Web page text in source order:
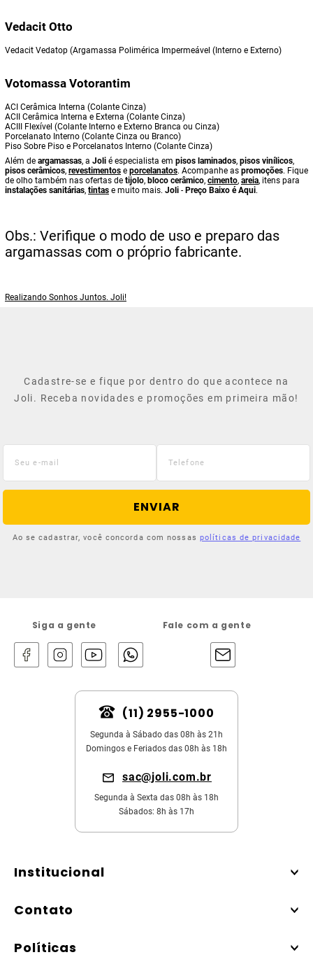
Vedacit Otto
Vedacit Vedatop (Argamassa Polimérica Impermeável (Interno e Externo)
Votomassa Votorantim
ACI Cerâmica Interna (Colante Cinza)
ACII Cerâmica Interna e Externa (Colante Cinza)
ACIII Flexível (Colante Interno e Externo Branca ou Cinza)
Porcelanato Interno (Colante Cinza ou Branco)
Piso Sobre Piso e Porcelanatos Interno (Colante Cinza)
Além de argamassas, a Joli é especialista em pisos laminados, pisos vinílicos,
pisos cerâmicos, revestimentos e porcelanatos. Acompanhe as promoções. Fique
de olho também nas ofertas de tijolo, bloco cerâmico, cimento, areia, itens para
instalações sanitárias, tintas e muito mais. Joli - Preço Baixo é Aqui.
Obs.: Verifique o modo de uso e preparo das
argamassas com o próprio fabricante.
Realizando Sonhos Juntos. Joli!
Cadastre-se e fique por dentro do que acontece na
Joli. Receba novidades e promoções em primeira mão!
ENVIAR
Ao se cadastrar, você concorda com nossas políticas de privacidade
Siga a gente Fale com a gente
(11) 2955-1000
Segunda à Sábado das 08h às 21h
Domingos e Feriados das 08h às 18h
sac@joli.com.br
Segunda à Sexta das 08h às 18h
Sábados: 8h às 17h
Institucional
Contato
Políticas